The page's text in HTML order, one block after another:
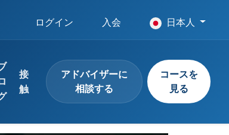
ログイン 入会 日本人
接
触
アドバイザーに
相談する
コースを
見る